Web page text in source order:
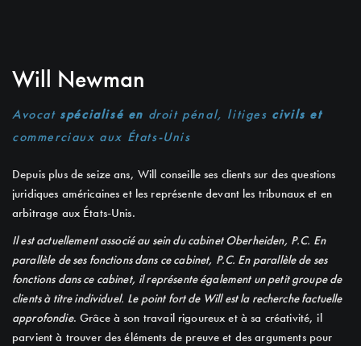
Will Newman
Avocat spécialisé en droit pénal, litiges civils et
commerciaux aux États-Unis
Depuis plus de seize ans, Will conseille ses clients sur des questions
juridiques américaines et les représente devant les tribunaux et en
arbitrage aux États-Unis.
Il est actuellement associé au sein du cabinet Oberheiden, P.C. En
parallèle de ses fonctions dans ce cabinet, P.C. En parallèle de ses
fonctions dans ce cabinet, il représente également un petit groupe de
clients à titre individuel. Le point fort de Will est la recherche factuelle
approfondie. Grâce à son travail rigoureux et à sa créativité, il
parvient à trouver des éléments de preuve et des arguments pour